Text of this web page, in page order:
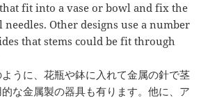
fit into a vase or bowl and fix the
needles. Other designs use a number
that stems could be fit through
ように、花瓶や鉢に入れて金属の針で茎
な金属製の器具も有ります。他に、ア